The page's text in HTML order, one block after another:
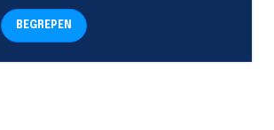
BEGREPEN